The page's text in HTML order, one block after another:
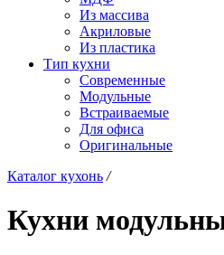
Из массива
Акриловые
Из пластика
Тип кухни
Современные
Модульные
Встраиваемые
Для офиса
Оригинальные
Каталог кухонь /
Кухни